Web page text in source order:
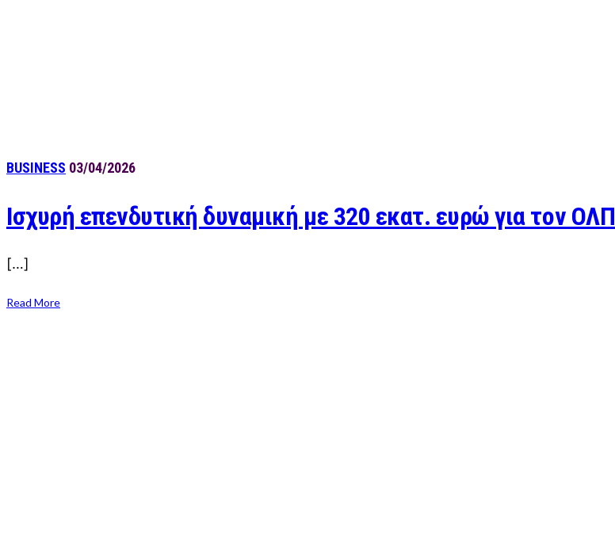
BUSINESS 03/04/2026
Ισχυρή επενδυτική δυναμική με 320 εκατ. ευρώ για τον ΟΛΠ
[…]
Read More